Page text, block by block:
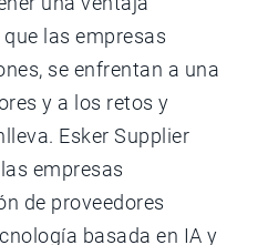
las empresas
se enfrentan a una
y a los retos y
Esker Supplier
empresas
de proveedores
basada en IA y